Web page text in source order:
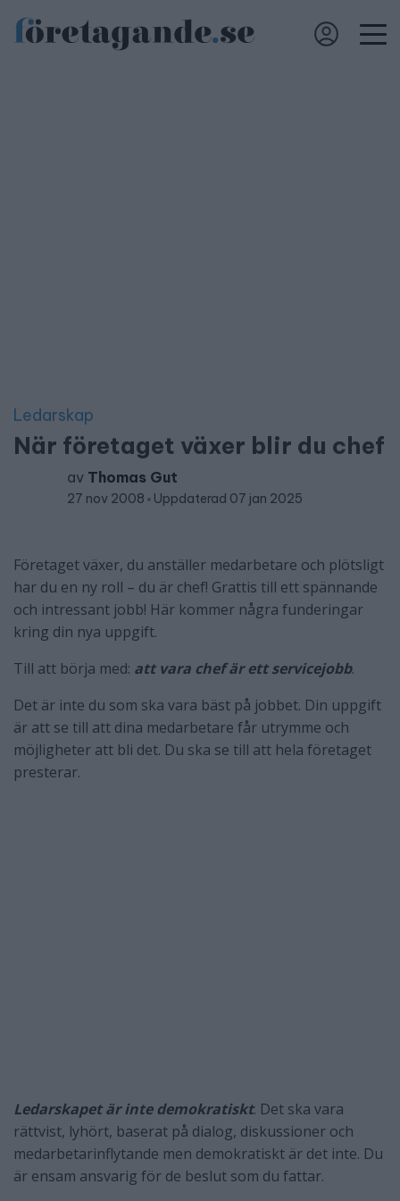
Ledarskap
När företaget växer blir du chef
av Thomas Gut
27 nov 2008 Uppdaterad 07 jan 2025
Företaget växer, du anställer medarbetare och plötsligt
har du en ny roll – du är chef! Grattis till ett spännande
och intressant jobb! Här kommer några funderingar
kring din nya uppgift.
Till att börja med: att vara chef är ett servicejobb.
Det är inte du som ska vara bäst på jobbet. Din uppgift
är att se till att dina medarbetare får utrymme och
möjligheter att bli det. Du ska se till att hela företaget
presterar.
Ledarskapet är inte demokratiskt. Det ska vara
rättvist, lyhört, baserat på dialog, diskussioner och
medarbetarinflytande men demokratiskt är det inte. Du
är ensam ansvarig för de beslut som du fattar.